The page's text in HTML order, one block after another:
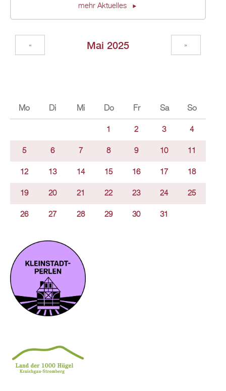
mehr Aktuelles
Mai 2025
« »
Mo Di Mi Do Fr Sa So
1 2 3 4
5 6 7 8 9 10 11
12 13 14 15 16 17 18
19 20 21 22 23 24 25
26 27 28 29 30 31